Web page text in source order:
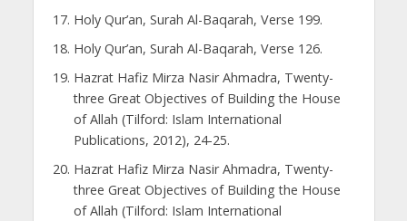
Holy Qur’an, Surah Al-Baqarah, Verse 199.
Holy Qur’an, Surah Al-Baqarah, Verse 126.
Hazrat Hafiz Mirza Nasir Ahmadra, Twenty-
three Great Objectives of Building the House
of Allah (Tilford: Islam International
Publications, 2012), 24-25.
Hazrat Hafiz Mirza Nasir Ahmadra, Twenty-
three Great Objectives of Building the House
of Allah (Tilford: Islam International